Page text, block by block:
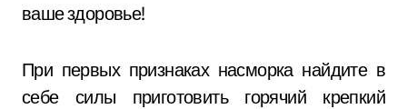
ваше здоровье!
При первых признаках насморка найдите в
себе силы приготовить горячий крепкий